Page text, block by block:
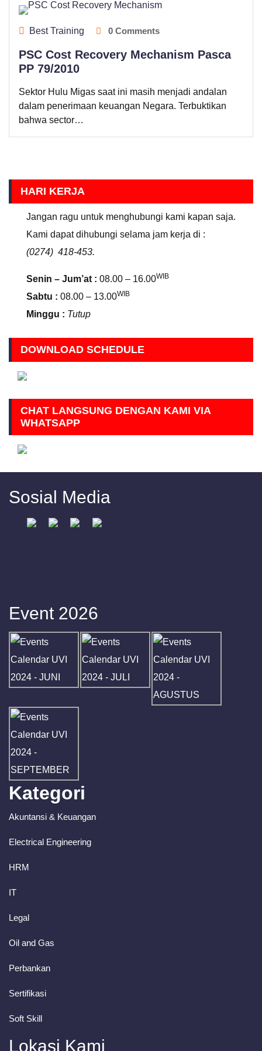
Best Training 0 Comments
PSC Cost Recovery Mechanism Pasca
PP 79/2010
Sektor Hulu Migas saat ini masih menjadi andalan
dalam penerimaan keuangan Negara. Terbuktikan
bahwa sector…
HARI KERJA
Jangan ragu untuk menghubungi kami kapan saja.
Kami dapat dihubungi selama jam kerja di :
(0274) 418-453.
Senin – Jum’at : 08.00 – 16.00WIB
Sabtu : 08.00 – 13.00WIB
Minggu : Tutup
DOWNLOAD SCHEDULE
CHAT LANGSUNG DENGAN KAMI VIA
WHATSAPP
Sosial Media
Event 2026
Kategori
Akuntansi & Keuangan
Electrical Engineering
HRM
IT
Legal
Oil and Gas
Perbankan
Sertifikasi
Soft Skill
Lokasi Kami